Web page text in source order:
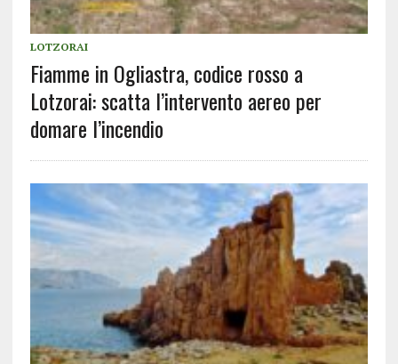
LOTZORAI
Fiamme in Ogliastra, codice rosso a
Lotzorai: scatta l’intervento aereo per
domare l’incendio